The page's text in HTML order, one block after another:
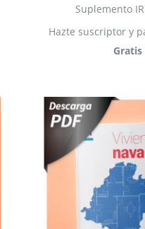
Suplemento
Gratis
Hazte suscriptor y